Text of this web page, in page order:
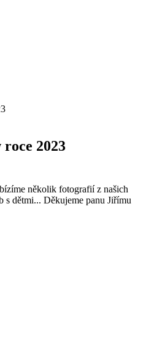
roce 2023
několik fotografií z našich
s dětmi... Děkujeme panu Jiřímu